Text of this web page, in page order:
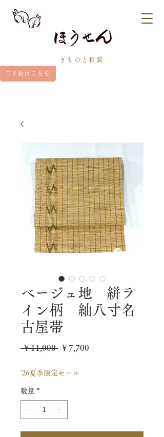
きものと和裂
ご予約はこちら
ベージュ地 絣ラ
イン柄 紬八寸名
古屋帯
￥11,000 通￥7,700
'26夏季限定セール
数量 *